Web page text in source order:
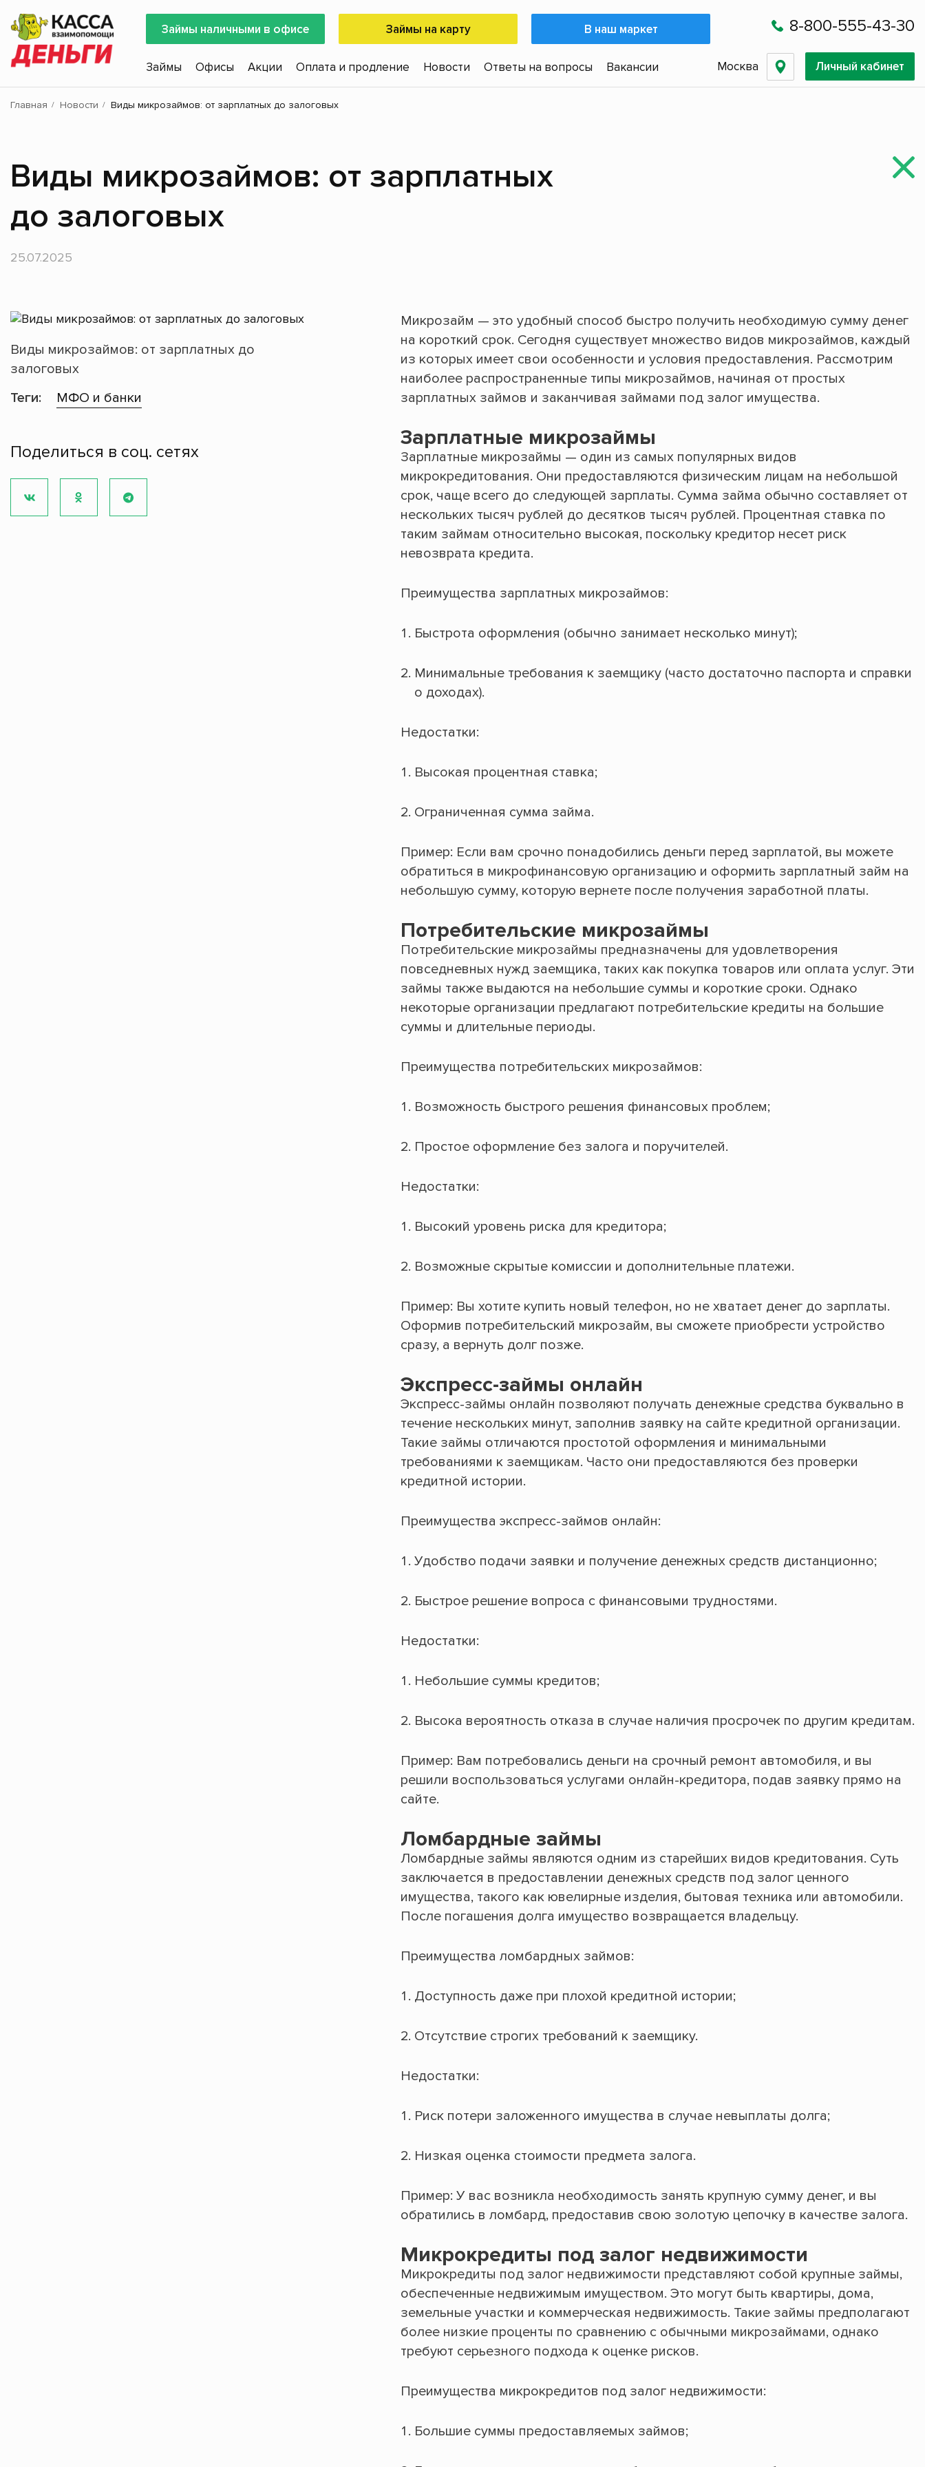
Займы наличными в офисе Займы на карту В наш маркет 8-800-555-43-30
Займы Офисы Акции Оплата и продление Новости Ответы на вопросы Вакансии Москва Личный кабинет
Главная Новости Виды микрозаймов: от зарплатных до залоговых
Виды микрозаймов: от зарплатных
до залоговых
25.07.2025
Виды микрозаймов: от зарплатных до
залоговых
Теги:
МФО и банки
Поделиться в соц. сетях
Микрозайм — это удобный способ быстро получить необходимую сумму денег
на короткий срок. Сегодня существует множество видов микрозаймов, каждый
из которых имеет свои особенности и условия предоставления. Рассмотрим
наиболее распространенные типы микрозаймов, начиная от простых
зарплатных займов и заканчивая займами под залог имущества.
Зарплатные микрозаймы
Зарплатные микрозаймы — один из самых популярных видов
микрокредитования. Они предоставляются физическим лицам на небольшой
срок, чаще всего до следующей зарплаты. Сумма займа обычно составляет от
нескольких тысяч рублей до десятков тысяч рублей. Процентная ставка по
таким займам относительно высокая, поскольку кредитор несет риск
невозврата кредита.
Преимущества зарплатных микрозаймов:
Быстрота оформления (обычно занимает несколько минут);
Минимальные требования к заемщику (часто достаточно паспорта и справки
о доходах).
Недостатки:
Высокая процентная ставка;
Ограниченная сумма займа.
Пример: Если вам срочно понадобились деньги перед зарплатой, вы можете
обратиться в микрофинансовую организацию и оформить зарплатный займ на
небольшую сумму, которую вернете после получения заработной платы.
Потребительские микрозаймы
Потребительские микрозаймы предназначены для удовлетворения
повседневных нужд заемщика, таких как покупка товаров или оплата услуг. Эти
займы также выдаются на небольшие суммы и короткие сроки. Однако
некоторые организации предлагают потребительские кредиты на большие
суммы и длительные периоды.
Преимущества потребительских микрозаймов:
Возможность быстрого решения финансовых проблем;
Простое оформление без залога и поручителей.
Недостатки:
Высокий уровень риска для кредитора;
Возможные скрытые комиссии и дополнительные платежи.
Пример: Вы хотите купить новый телефон, но не хватает денег до зарплаты.
Оформив потребительский микрозайм, вы сможете приобрести устройство
сразу, а вернуть долг позже.
Экспресс-займы онлайн
Экспресс-займы онлайн позволяют получать денежные средства буквально в
течение нескольких минут, заполнив заявку на сайте кредитной организации.
Такие займы отличаются простотой оформления и минимальными
требованиями к заемщикам. Часто они предоставляются без проверки
кредитной истории.
Преимущества экспресс-займов онлайн:
Удобство подачи заявки и получение денежных средств дистанционно;
Быстрое решение вопроса с финансовыми трудностями.
Недостатки:
Небольшие суммы кредитов;
Высока вероятность отказа в случае наличия просрочек по другим кредитам.
Пример: Вам потребовались деньги на срочный ремонт автомобиля, и вы
решили воспользоваться услугами онлайн-кредитора, подав заявку прямо на
сайте.
Ломбардные займы
Ломбардные займы являются одним из старейших видов кредитования. Суть
заключается в предоставлении денежных средств под залог ценного
имущества, такого как ювелирные изделия, бытовая техника или автомобили.
После погашения долга имущество возвращается владельцу.
Преимущества ломбардных займов:
Доступность даже при плохой кредитной истории;
Отсутствие строгих требований к заемщику.
Недостатки:
Риск потери заложенного имущества в случае невыплаты долга;
Низкая оценка стоимости предмета залога.
Пример: У вас возникла необходимость занять крупную сумму денег, и вы
обратились в ломбард, предоставив свою золотую цепочку в качестве залога.
Микрокредиты под залог недвижимости
Микрокредиты под залог недвижимости представляют собой крупные займы,
обеспеченные недвижимым имуществом. Это могут быть квартиры, дома,
земельные участки и коммерческая недвижимость. Такие займы предполагают
более низкие проценты по сравнению с обычными микрозаймами, однако
требуют серьезного подхода к оценке рисков.
Преимущества микрокредитов под залог недвижимости:
Большие суммы предоставляемых займов;